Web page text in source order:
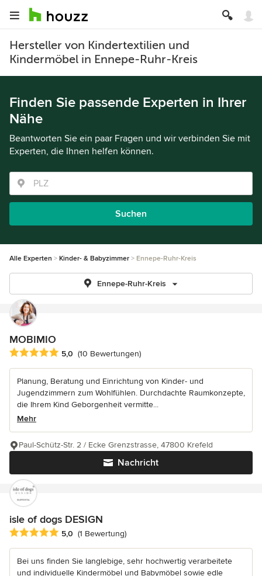
Hersteller von Kindertextilien und
Kindermöbel in Ennepe-Ruhr-Kreis
Finden Sie passende Experten in Ihrer
Nähe
Beantworten Sie ein paar Fragen und wir verbinden Sie mit
Experten, die Ihnen helfen können.
Suchen
Alle Experten Kinder- & Babyzimmer Ennepe-Ruhr-Kreis
Ennepe-Ruhr-Kreis
MOBIMIO
Durchschnittliche Bewertung: 5 von 5 Sternen
5,0 (10 Bewertungen)
Planung, Beratung und Einrichtung von Kinder- und
Jugendzimmern zum Wohlfühlen. Durchdachte Raumkonzepte,
die Ihrem Kind Geborgenheit vermitte...
Mehr
Nachricht
Paul-Schütz-Str. 2 / Ecke Grenzstrasse, 47800 Krefeld
isle of dogs DESIGN
Durchschnittliche Bewertung: 5 von 5 Sternen
5,0 (1 Bewertung)
Bei uns finden Sie langlebige, sehr hochwertig verarbeitete
und individuelle Kindermöbel und Babymöbel sowie edle